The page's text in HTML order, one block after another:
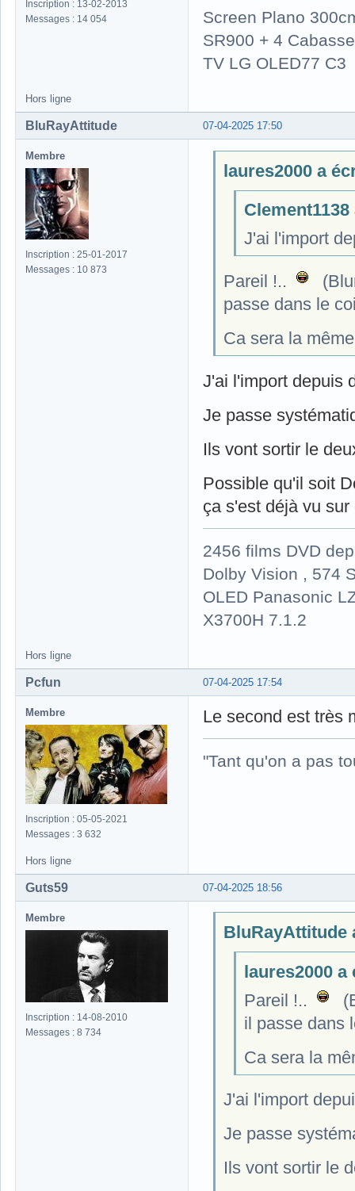
Inscription : 13-02-2013
Messages : 14 054
Screen Plano
SR900 + 4
TV LG OLED77 C3
Hors ligne
07-04-2025 17:50
BluRayAttitude
Membre
Inscription : 25-01-2017
Messages : 10 873
laures2000 a
J'ai l'import
Pareil !..
passe dans le
Ca sera la
J'ai l'import depuis
Je passe
Ils vont sortir le
Possible qu'il soit
ça s'est déjà vu
2456 films DVD
Dolby Vision , 574
OLED Panasonic
X3700H 7.1.2
Hors ligne
07-04-2025 17:54
Pcfun
Membre
Inscription : 05-05-2021
Messages : 3 632
Le second est très
"Tant qu'on a pas
Hors ligne
07-04-2025 18:56
Guts59
Membre
Inscription : 14-08-2010
Messages : 8 734
BluRayAttitude
laures2000 a
Pareil !..
il passe dans
Ca sera la
J'ai l'import
Je passe
Ils vont sortir le